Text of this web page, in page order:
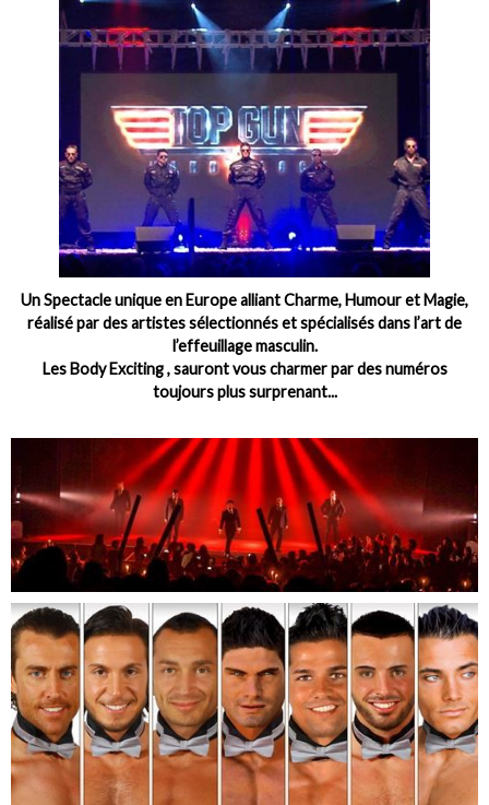
Un Spectacle unique en Europe alliant Charme, Humour et Magie,
réalisé par des artistes sélectionnés et spécialisés dans l’art de
l’effeuillage masculin.
Les Body Exciting , sauront vous charmer par des numéros
toujours plus surprenant...